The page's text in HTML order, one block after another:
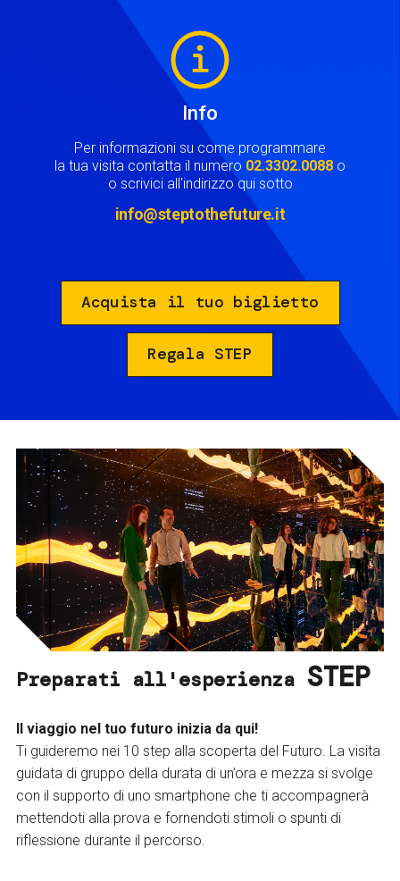
Info
Per informazioni su come programmare
la tua visita contatta il numero 02.3302.0088 o
o scrivici all'indirizzo qui sotto
info@steptothefuture.it
Acquista il tuo biglietto
Regala STEP
Preparati all'esperienza STEP
Il viaggio nel tuo futuro inizia da qui!
Ti guideremo nei 10 step alla scoperta del Futuro. La visita
guidata di gruppo della durata di un’ora e mezza si svolge
con il supporto di uno smartphone che ti accompagnerà
mettendoti alla prova e fornendoti stimoli o spunti di
riflessione durante il percorso.